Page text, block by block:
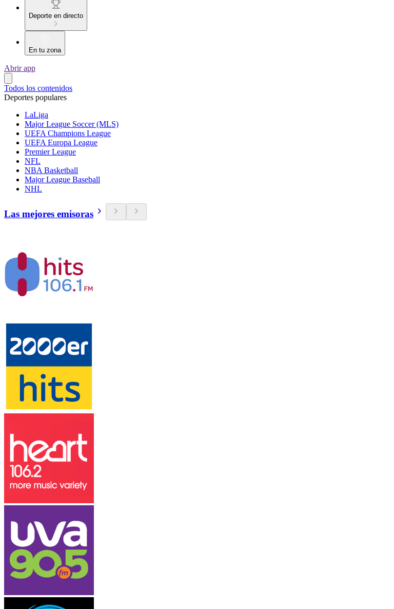
Deporte en directo
En tu zona
Abrir app
Todos los contenidos
Deportes populares
LaLiga
Major League Soccer (MLS)
UEFA Champions League
UEFA Europa League
Premier League
NFL
NBA Basketball
Major League Baseball
NHL
Las mejores emisoras